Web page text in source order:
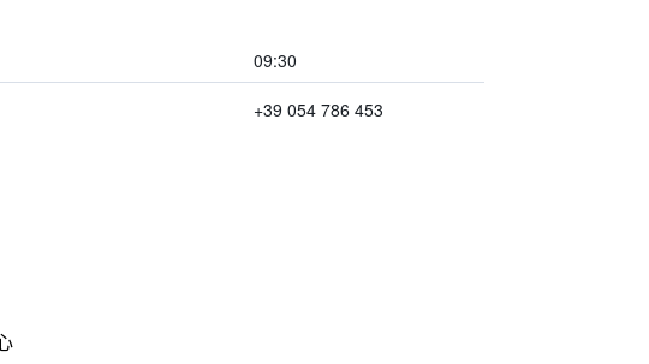
09:30
+39 054 786 453